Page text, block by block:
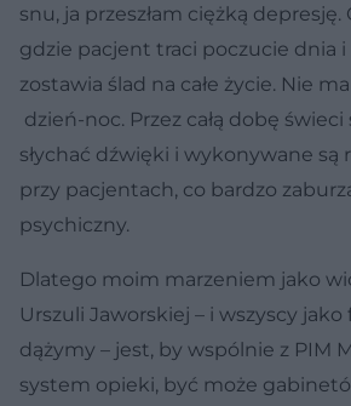
snu, ja przeszłam ciężką depresję.
gdzie pacjent traci poczucie dnia i
zostawia ślad na całe życie. Nie
dzień-noc. Przez całą dobę świeci
słychać dźwięki i wykonywane są
przy pacjentach, co bardzo
psychiczny.
Dlatego moim marzeniem jako
Urszuli Jaworskiej – i wszyscy
dążymy – jest, by wspólnie z PIM
system opieki, być może